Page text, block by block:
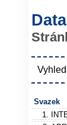
Svazek
1.